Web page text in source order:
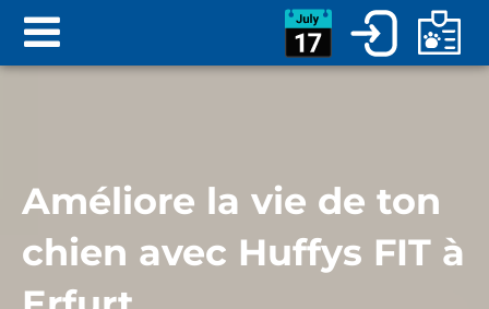
Améliore la vie de ton
chien avec Huffys FIT à